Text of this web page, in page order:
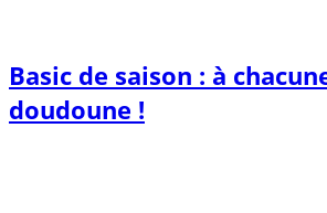
Basic de saison : à
doudoune !